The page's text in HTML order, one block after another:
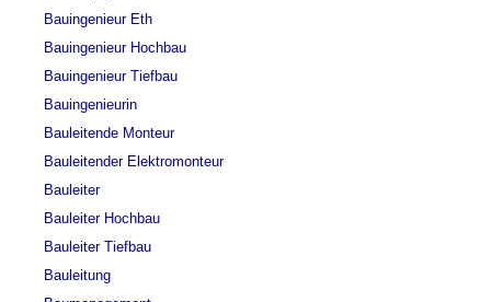
Bauingenieur Eth
Bauingenieur Hochbau
Bauingenieur Tiefbau
Bauingenieurin
Bauleitende Monteur
Bauleitender Elektromonteur
Bauleiter
Bauleiter Hochbau
Bauleiter Tiefbau
Bauleitung